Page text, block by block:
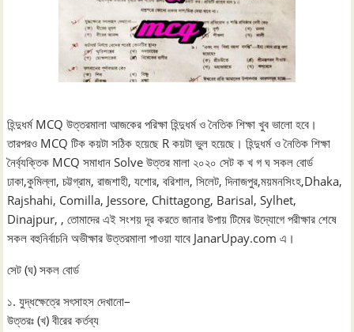
হিন্দুধর্ম MCQ উত্তরমালা আজকের পরিক্ষা হিন্দুধর্ম ও নৈতিক শিক্ষা খুব ভালো হবে।
তারপরও MCQ টিক কয়টা সঠিক হয়েছে R কয়টা ভুল হয়েছে। হিন্দুধর্ম ও নৈতিক শিক্ষা
নৈর্ব্যক্তিক MCQ সমাধান Solve উত্তর মালা ২০২০ সেট ক খ গ ঘ সকল বোর্ড
ঢাকা,কুমিল্লা, চট্টগ্রাম, রাজশাহী, যশোর, বরিশাল, সিলেট, দিনাজপুর,ময়মনসিংহ,Dhaka,
Rajshahi, Comilla, Jessore, Chittagong, Barisal, Sylhet,
Dinajpur, , তোমাদের এই সংশয় দূর করতে জানার উপায় টিমের উদ্যোগে পরীক্ষার শেষে
সকল বহুনির্বাচনি অভীক্ষার উত্তরমালা পাওয়া যাবে JanarUpay.com এ।
সেট (ঘ) সকল বোর্ড
১. যুদ্ধক্ষেত্রে সৎসাহস দেখানো–
উত্তরঃ (খ) বীরের কর্তব্য